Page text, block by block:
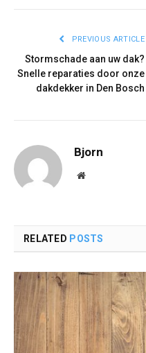
PREVIOUS ARTICLE
Stormschade aan uw dak?
Snelle reparaties door onze
dakdekker in Den Bosch
Bjorn
Website
RELATED POSTS